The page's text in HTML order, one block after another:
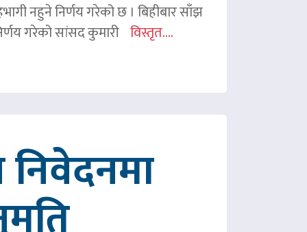
नहुने निर्णय गरेको छ । बिहीबार साँझ
गरेको सांसद कुमारी विस्तृत....